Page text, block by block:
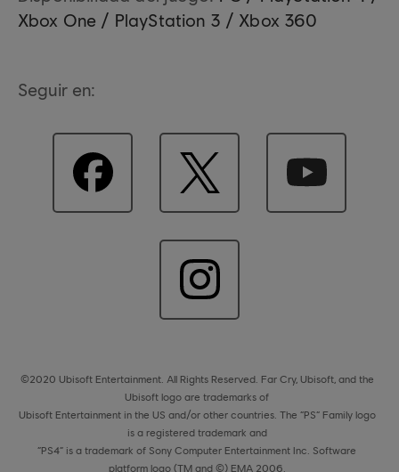
Xbox One / PlayStation 3 / Xbox 360
Seguir en:
©2020 Ubisoft Entertainment. All Rights Reserved. Far Cry, Ubisoft, and the
Ubisoft logo are trademarks of
Ubisoft Entertainment in the US and/or other countries. The “PS” Family logo
is a registered trademark and
“PS4” is a trademark of Sony Computer Entertainment Inc. Software
platform logo (TM and ©) EMA 2006.